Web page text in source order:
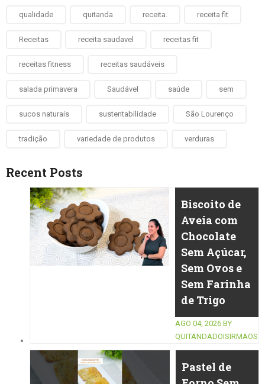
qualidade quitanda receita. receita fit
Receitas receita saudavel receitas fit
receitas fitness receitas saudáveis
salada primavera Saudável saúde sem
sucos naturais sustentabilidade São Lourenço
tradição variedade de produtos verduras
Recent Posts
Biscoito de
Aveia com
Chocolate
Sem Açúcar,
Sem Ovos e
Sem Farinha
de Trigo
AGO 04, 2026 BY
QUITANDADOISIRMAOS
Pastel de